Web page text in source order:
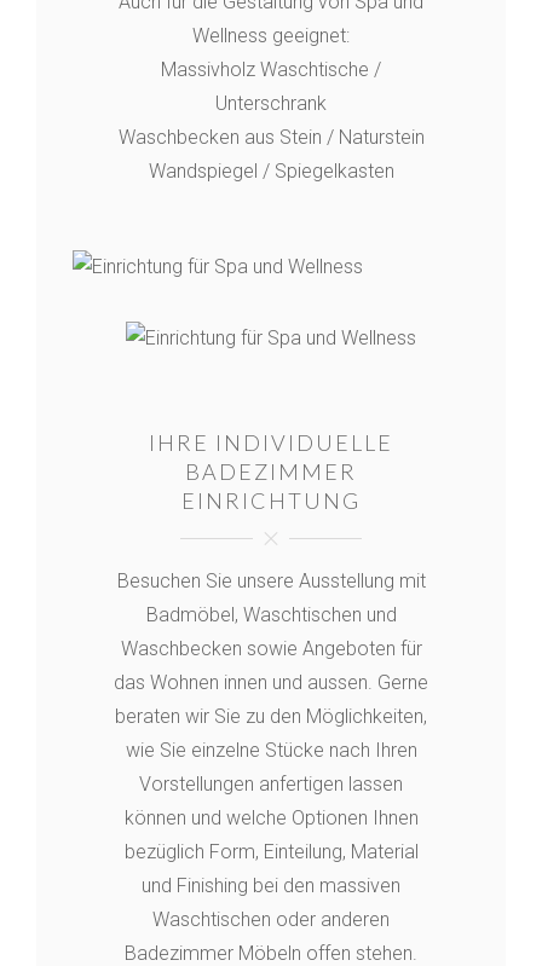
Wellness geeignet:
Massivholz Waschtische /
Unterschrank
Waschbecken aus Stein / Naturstein
Wandspiegel / Spiegelkasten
IHRE INDIVIDUELLE
BADEZIMMER
EINRICHTUNG
Besuchen Sie unsere Ausstellung mit
Badmöbel, Waschtischen und
Waschbecken sowie Angeboten für
das Wohnen innen und aussen. Gerne
beraten wir Sie zu den Möglichkeiten,
wie Sie einzelne Stücke nach Ihren
Vorstellungen anfertigen lassen
können und welche Optionen Ihnen
bezüglich Form, Einteilung, Material
und Finishing bei den massiven
Waschtischen oder anderen
Badezimmer Möbeln offen stehen.